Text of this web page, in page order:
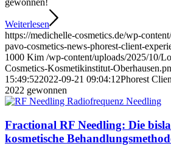
gewonnen!
Weiterlesen
https://medichelle-cosmetics.de/wp-
pavo-cosmetics-news-phorest-client-
1000 Kim /wp-content/uploads/2025/10/
Cosmetics-Kosmetikinstitut-
15:49:522022-09-21 09:04:12Phorest
2022 gewonnen
Fractional RF Needling: Die
kosmetische